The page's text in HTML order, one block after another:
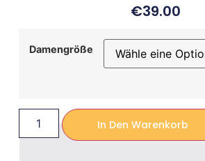
€39.00
Damengröße
In Den Warenkorb